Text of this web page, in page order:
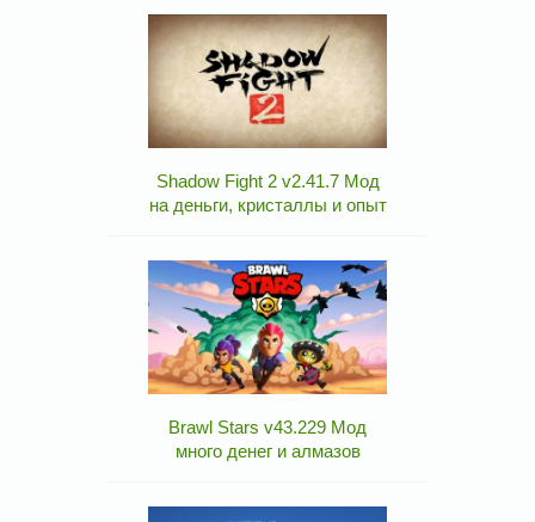
Shadow Fight 2 v2.41.7 Мод
на деньги, кристаллы и опыт
Brawl Stars v43.229 Мод
много денег и алмазов